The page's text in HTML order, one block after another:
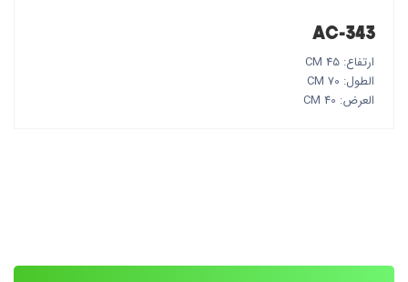
AC-343
ارتفاع: 45 CM
الطول: 70 CM
العرض: 40 CM